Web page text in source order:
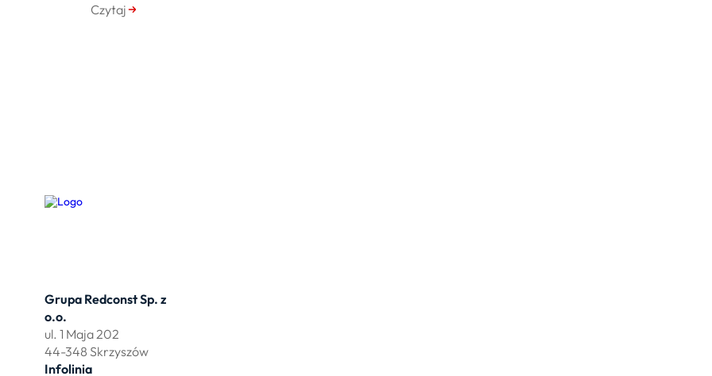
Czytaj
Grupa Redconst Sp. z
o.o.
ul. 1 Maja 202
44-348 Skrzyszów
Infolinia